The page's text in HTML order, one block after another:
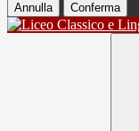
Annulla Conferma